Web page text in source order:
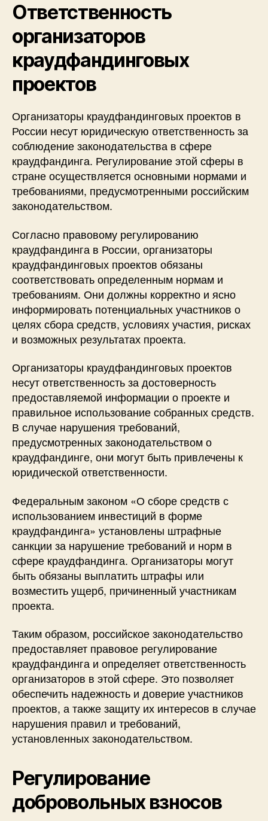
Ответственность
организаторов
краудфандинговых
проектов
Организаторы краудфандинговых проектов в
России несут юридическую ответственность за
соблюдение законодательства в сфере
краудфандинга. Регулирование этой сферы в
стране осуществляется основными нормами и
требованиями, предусмотренными российским
законодательством.
Согласно правовому регулированию
краудфандинга в России, организаторы
краудфандинговых проектов обязаны
соответствовать определенным нормам и
требованиям. Они должны корректно и ясно
информировать потенциальных участников о
целях сбора средств, условиях участия, рисках
и возможных результатах проекта.
Организаторы краудфандинговых проектов
несут ответственность за достоверность
предоставляемой информации о проекте и
правильное использование собранных средств.
В случае нарушения требований,
предусмотренных законодательством о
краудфандинге, они могут быть привлечены к
юридической ответственности.
Федеральным законом «О сборе средств с
использованием инвестиций в форме
краудфандинга» установлены штрафные
санкции за нарушение требований и норм в
сфере краудфандинга. Организаторы могут
быть обязаны выплатить штрафы или
возместить ущерб, причиненный участникам
проекта.
Таким образом, российское законодательство
предоставляет правовое регулирование
краудфандинга и определяет ответственность
организаторов в этой сфере. Это позволяет
обеспечить надежность и доверие участников
проектов, а также защиту их интересов в случае
нарушения правил и требований,
установленных законодательством.
Регулирование
добровольных взносов